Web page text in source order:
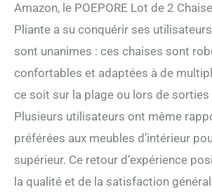
machine, ce
nettoyage
Amazon, le POEPORE Lot de 2
Pliante a su conquérir ses
sont unanimes : ces chaises sont
confortables et adaptées à de
ce soit sur la plage ou lors de sorties
Plusieurs utilisateurs ont même
préférées aux meubles d’intérieur
supérieur. Ce retour d’expérience
la qualité et de la satisfaction